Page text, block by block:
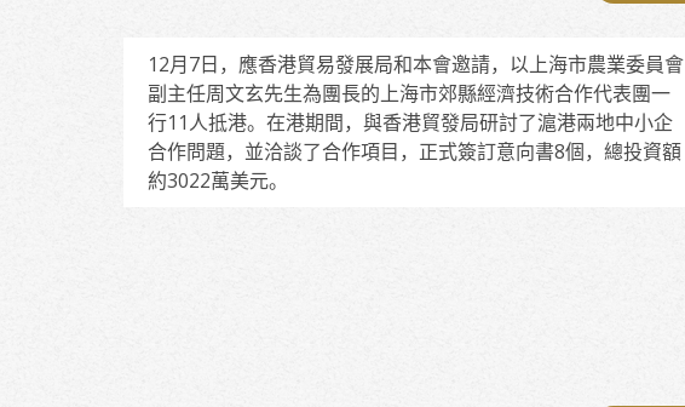
12月7日，應香港貿易發展局和本會邀請，以上海市農業委員會
副主任周文玄先生為團長的上海市郊縣經濟技術合作代表團一
行11人抵港。在港期間，與香港貿發局研討了滬港兩地中小企
合作問題，並洽談了合作項目，正式簽訂意向書8個，總投資額
約3022萬美元。